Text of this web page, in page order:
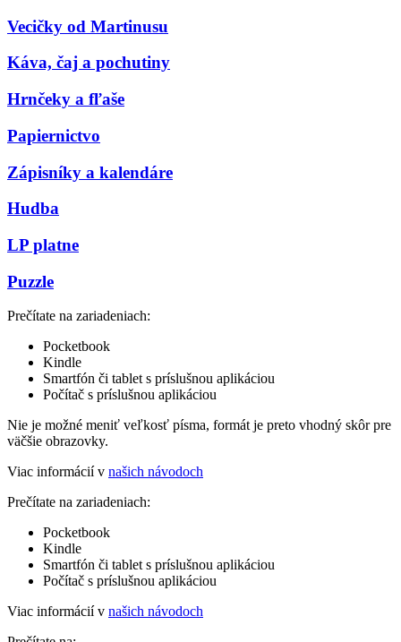
Vecičky od Martinusu
Káva, čaj a pochutiny
Hrnčeky a fľaše
Papiernictvo
Zápisníky a kalendáre
Hudba
LP platne
Puzzle
Prečítate na zariadeniach:
Pocketbook
Kindle
Smartfón či tablet s príslušnou aplikáciou
Počítač s príslušnou aplikáciou
Nie je možné meniť veľkosť písma, formát je preto vhodný skôr pre
väčšie obrazovky.
Viac informácií v našich návodoch
Prečítate na zariadeniach:
Pocketbook
Kindle
Smartfón či tablet s príslušnou aplikáciou
Počítač s príslušnou aplikáciou
Viac informácií v našich návodoch